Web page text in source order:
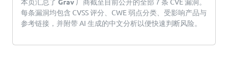
每条漏洞均包含 CVSS 评分、CWE 弱点分类、受影响产品与
参考链接，并附带 AI 生成的中文分析以便快速判断风险。